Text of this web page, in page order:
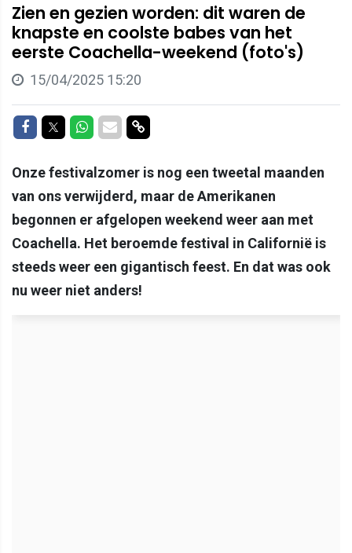
Zien en gezien worden: dit waren de
knapste en coolste babes van het
eerste Coachella-weekend (foto's)
15/04/2025 15:20
Delen op Facebook
Delen op Twitter
Delen op Whatsapp
Delen via Mail
Delen via link
Onze festivalzomer is nog een tweetal maanden
van ons verwijderd, maar de Amerikanen
begonnen er afgelopen weekend weer aan met
Coachella. Het beroemde festival in Californië is
steeds weer een gigantisch feest. En dat was ook
nu weer niet anders!